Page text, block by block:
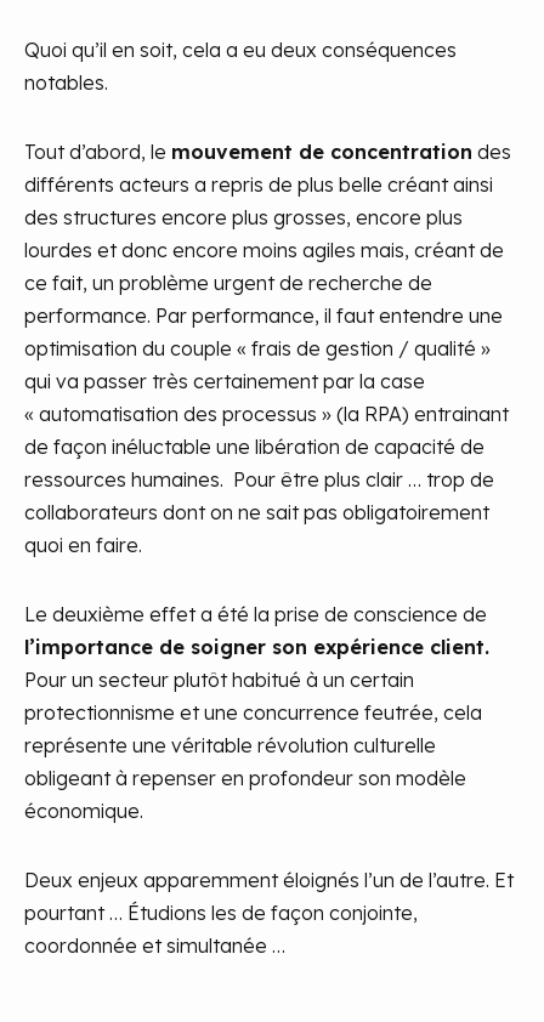
Quoi qu’il en soit, cela a eu deux conséquences
notables.
Tout d’abord, le mouvement de concentration des
différents acteurs a repris de plus belle créant ainsi
des structures encore plus grosses, encore plus
lourdes et donc encore moins agiles mais, créant de
ce fait, un problème urgent de recherche de
performance. Par performance, il faut entendre une
optimisation du couple « frais de gestion / qualité »
qui va passer très certainement par la case
« automatisation des processus » (la RPA) entrainant
de façon inéluctable une libération de capacité de
ressources humaines. Pour être plus clair … trop de
collaborateurs dont on ne sait pas obligatoirement
quoi en faire.
Le deuxième effet a été la prise de conscience de
l’importance de soigner son expérience client.
Pour un secteur plutôt habitué à un certain
protectionnisme et une concurrence feutrée, cela
représente une véritable révolution culturelle
obligeant à repenser en profondeur son modèle
économique.
Deux enjeux apparemment éloignés l’un de l’autre. Et
pourtant … Étudions les de façon conjointe,
coordonnée et simultanée …